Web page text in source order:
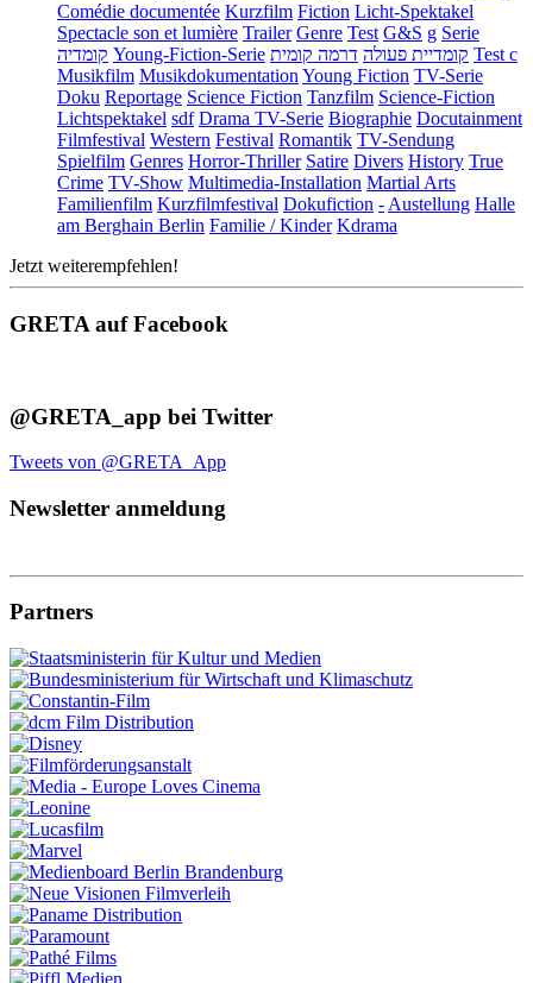
Comédie documentée Kurzfilm Fiction Licht-Spektakel
Spectacle son et lumière Trailer Genre Test G&S g Serie
קומדיה Young-Fiction-Serie קומדיית פעולה דרמה קומית
Test c
Musikfilm MusikdokumentationYoung Fiction TV-Serie
Doku Reportage Science Fiction Tanzfilm Science-Fiction
Lichtspektakel sdf Drama TV-Serie Biographie Docutainment
Filmfestival Western Festival Romantik TV-Sendung
Spielfilm Genres Horror-Thriller Satire Divers History True
Crime TV-Show Multimedia-Installation Martial Arts
Familienfilm Kurzfilmfestival Dokufiction -Austellung Halle
am Berghain Berlin Familie / Kinder Kdrama
Jetzt weiterempfehlen!
GRETA auf Facebook
@GRETA_app bei Twitter
Tweets von @GRETA_App
Newsletter anmeldung
Partners